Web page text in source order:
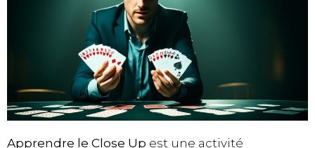
Apprendre le Close Up est une activité